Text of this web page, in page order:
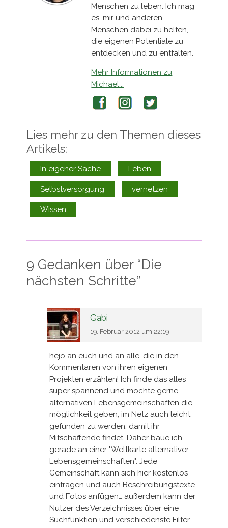
Menschen zu leben. Ich mag
es, mir und anderen
Menschen dabei zu helfen,
die eigenen Potentiale zu
entdecken und zu entfalten.
Mehr Informationen zu
Michael...
Facebook Instagram
Lies mehr zu den Themen dieses
Artikels:
In eigener Sache Leben
Selbstversorgung vernetzen
Wissen
9 Gedanken über “Die
nächsten Schritte”
Gabi
19. Februar 2012 um 22:19
hejo an euch und an alle, die in den
Kommentaren von ihren eigenen
Projekten erzählen! Ich finde das alles
super spannend und möchte gerne
alternativen Lebensgemeinschaften die
möglichkeit geben, im Netz auch leicht
gefunden zu werden, damit ihr
Mitschaffende findet. Daher baue ich
gerade an einer "Weltkarte alternativer
Lebensgemeinschaften". Jede
Gemeinschaft kann sich hier kostenlos
eintragen und auch Beschreibungstexte
und Fotos anfügen… außerdem kann der
Nutzer des Verzeichnisses über eine
Suchfunktion und verschiedenste Filter